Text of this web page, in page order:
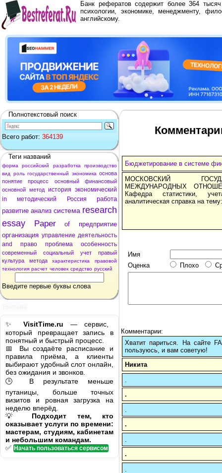
Банк рефератов содержит более 364
психологии, экономике, менеджменту,
английскому.
Полнотекстовый поиск
Всего работ: 364139
Теги названий
форма российский разработка
производство
вид
роль государственный экономика основа
понятие
процесс основный
финансовый
основной метод история экономический
in
методический Россия
работа
развитие анализ система research
essay
Paper of
предприятие
организация управление деятельность
and
право проблема особенность
современный социальный учет
правый
культура
метода характеристика
правовой
технология расчет человек средство русский
Введите первые буквы слова
✨ VisitTime.ru — сервис,
который превращает запись в
понятный и быстрый процесс.
📅 Вы создаёте расписание и
правила приёма, а клиенты
выбирают удобный слот онлайн,
без ожидания и звонков.
🕒 В результате меньше
путаницы, больше точных
визитов и ровная загрузка на
неделю вперёд.
💡 Подходит тем, кто
оказывает услуги по времени:
мастерам, студиям, кабинетам
и небольшим командам.
✅ Начать пользоваться сервисом
Бюджетирование в системе
МОСКОВСКИЙ
МЕЖДУНАРОДНЫХ
Кафедра статистики,
аналитическая справка на тему:
Имя
Оценка
Плохо
Комментарии:
Хватит париться. На сайте
пользуюсь, и вам советую!
Никита
.
.
.